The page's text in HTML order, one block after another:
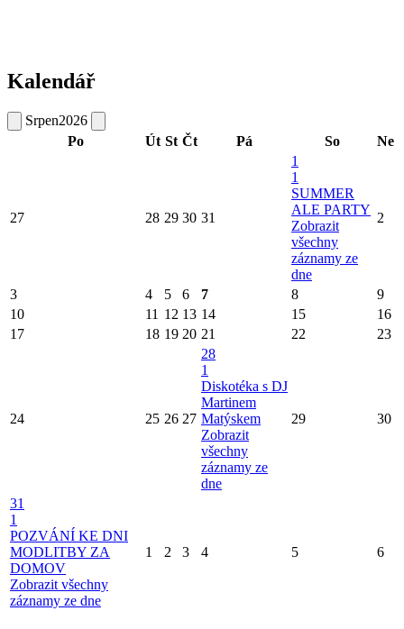
Kalendář
Srpen2026
Po
Út St Čt Pá So Ne
27 28 29 30 31
1
1
SUMMER
ALE PARTY
Zobrazit
všechny
záznamy ze
dne
2
3 4 5 6 7 8
9
10
11 12 13 14 15
16
17
18 19 20 21 22 23
24 25 26 27
28
1
Diskotéka s DJ
Martinem
Matýskem
Zobrazit
všechny
záznamy ze
dne
29 30
31
1
POZVÁNÍ KE DNI
MODLITBY ZA
DOMOV
Zobrazit všechny
záznamy ze dne
1 2 3 4 5 6